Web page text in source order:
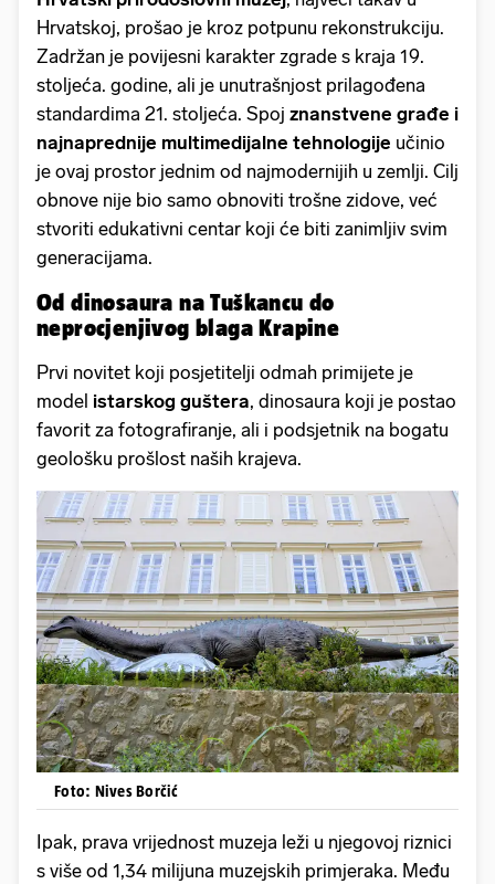
Hrvatskoj, prošao je kroz potpunu rekonstrukciju.
Zadržan je povijesni karakter zgrade s kraja 19.
stoljeća. godine, ali je unutrašnjost prilagođena
standardima 21. stoljeća. Spoj znanstvene građe i
najnaprednije multimedijalne tehnologije učinio
je ovaj prostor jednim od najmodernijih u zemlji. Cilj
obnove nije bio samo obnoviti trošne zidove, već
stvoriti edukativni centar koji će biti zanimljiv svim
generacijama.
Od dinosaura na Tuškancu do
neprocjenjivog blaga Krapine
Prvi novitet koji posjetitelji odmah primijete je
model istarskog guštera, dinosaura koji je postao
favorit za fotografiranje, ali i podsjetnik na bogatu
geološku prošlost naših krajeva.
Foto: Nives Borčić
Ipak, prava vrijednost muzeja leži u njegovoj riznici
s više od 1,34 milijuna muzejskih primjeraka. Među